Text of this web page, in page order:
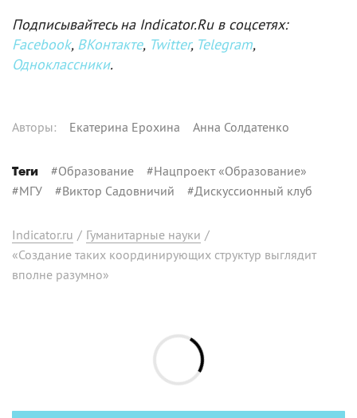
Подписывайтесь на Indicator.Ru в соцсетях:
Facebook, ВКонтакте, Twitter, Telegram,
Одноклассники.
Авторы: Екатерина Ерохина Анна Солдатенко
Теги #Образование #Нацпроект «Образование»
#МГУ #Виктор Садовничий #Дискуссионный клуб
Indicator.ru / Гуманитарные науки /
«Создание таких координирующих структур выглядит
вполне разумно»